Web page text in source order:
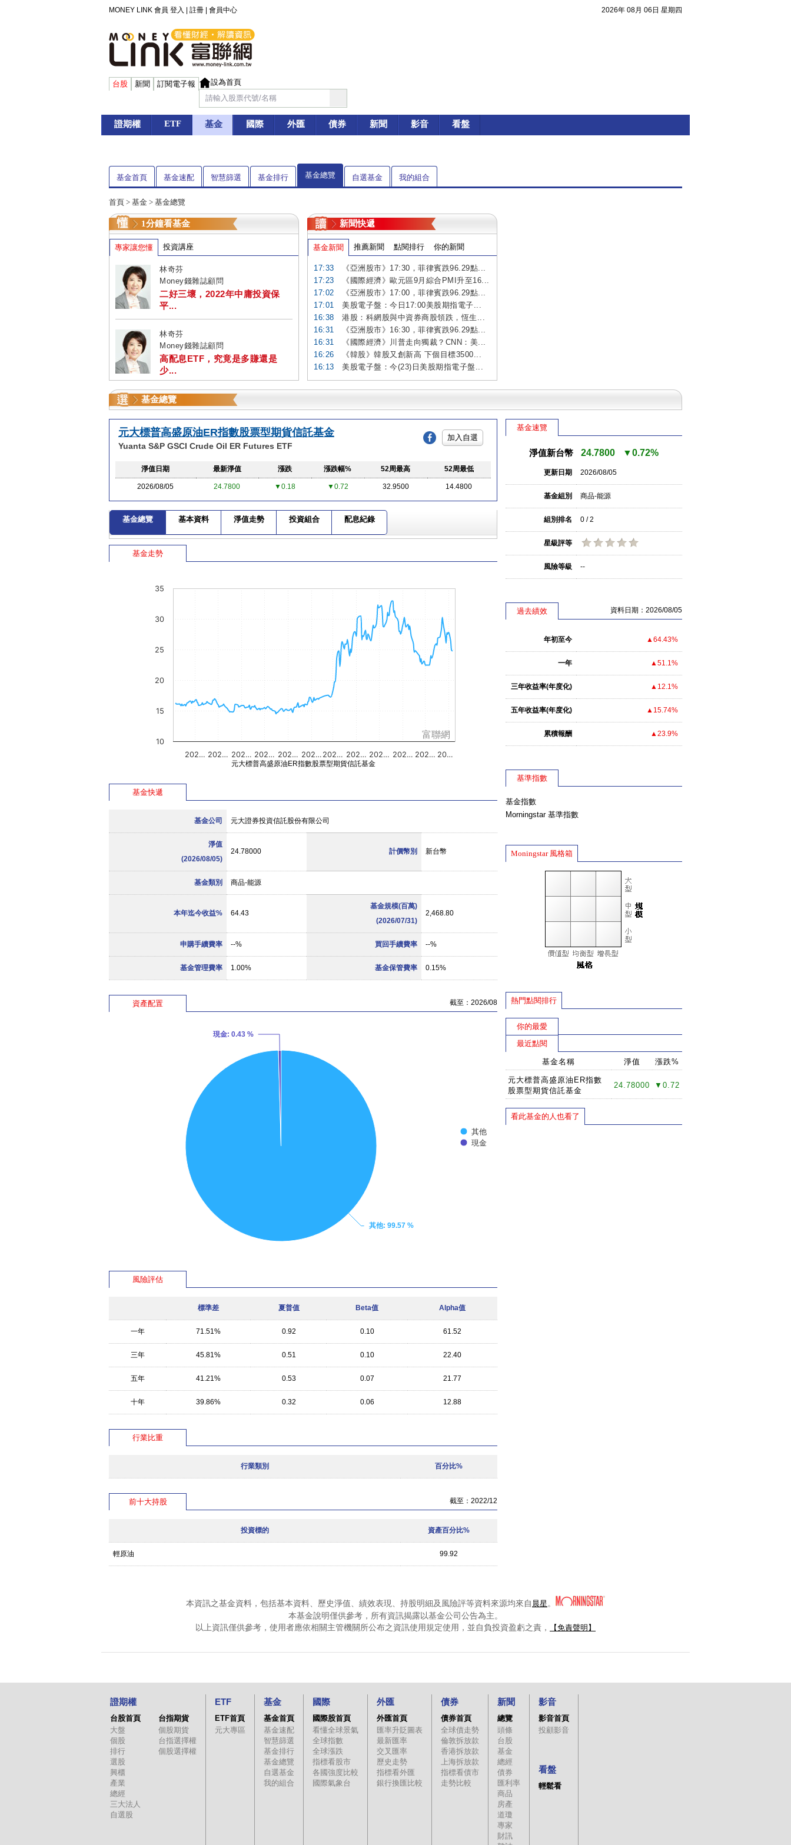
MONEY LINK 會員 登入 註冊 會員中心 2026年 08月 06日 星期四
台股 新聞 訂閱電子報 設為首頁
證期權 ETF 基金 國際 外匯 債券 新聞 影音 看盤
基金首頁 基金速配 智慧篩選 基金排行 基金總覽 自選基金 我的組合
首頁 > 基金 > 基金總覽
1分鐘看基金
專家讓您懂 投資講座
林奇芬
Money錢雜誌顧問
二好三壞，2022年中庸投資保
平...
林奇芬
Money錢雜誌顧問
高配息ETF，究竟是多賺還是
少...
新聞快遞
基金新聞 推薦新聞 點閱排行 你的新聞
17:33
《亞洲股市》17:30，菲律賓跌96.29點...
17:23
《國際經濟》歐元區9月綜合PMI升至16...
17:02
《亞洲股市》17:00，菲律賓跌96.29點...
17:01
美股電子盤：今日17:00美股期指電子...
16:38
港股：科網股與中資券商股領跌，恆生...
16:31
《亞洲股市》16:30，菲律賓跌96.29點...
16:31
《國際經濟》川普走向獨裁？CNN：美...
16:26
《韓股》韓股又創新高 下個目標3500...
16:13
美股電子盤：今(23)日美股期指電子盤...
基金總覽
元大標普高盛原油ER指數股票型期貨信託基金
Yuanta S&P GSCI Crude Oil ER Futures ETF
加入自選
淨值日期 最新淨值 漲跌 漲跌幅% 52周最高 52周最低
2026/08/05 24.7800 ▼0.18 ▼0.72 32.9500 14.4800
基金總覽 基本資料 淨值走勢 投資組合 配息紀錄
基金走勢
202… 202… 202… 202… 202… 202… 202… 202… 202… 202… 202… 20…
10
15
20
25
30
35
富聯網
元大標普高盛原油ER指數股票型期貨信託基金
基金快遞
基金公司 元大證券投資信託股份有限公司
淨值
(2026/08/05)
24.78000 計價幣別 新台幣
基金類別 商品-能源
本年迄今收益% 64.43
基金規模(百萬)
(2026/07/31)
2,468.80
申購手續費率 --% 買回手續費率 --%
基金管理費率 1.00% 基金保管費率 0.15%
資產配置 截至：2026/08
其他: 99.57 %
現金: 0.43 %
其他
現金
風險評估
標準差 夏普值 Beta值 Alpha值
一年 71.51% 0.92 0.10 61.52
三年 45.81% 0.51 0.10 22.40
五年 41.21% 0.53 0.07 21.77
十年 39.86% 0.32 0.06 12.88
行業比重
行業類別 百分比%
前十大持股 截至：2022/12
投資標的 資產百分比%
輕原油 99.92
基金速覽
淨值新台幣 24.7800 ▼0.72%
更新日期 2026/08/05
基金組別 商品-能源
組別排名 0 / 2
星級評等
風險等級 --
過去績效 資料日期：2026/08/05
年初至今 ▲64.43%
一年 ▲51.1%
三年收益率(年度化) ▲12.1%
五年收益率(年度化) ▲15.74%
累積報酬 ▲23.9%
基準指數
基金指數
Morningstar 基準指數
Moningstar 風格箱
熱門點閱排行
你的最愛
最近點閱
基金名稱 淨值 漲跌%
元大標普高盛原油ER指數
股票型期貨信託基金
24.78000 ▼0.72
看此基金的人也看了
本資訊之基金資料，包括基本資料、歷史淨值、績效表現、持股明細及風險評等資料來源均來自 晨星 。
本基金說明僅供參考，所有資訊揭露以基金公司公告為主。
以上資訊僅供參考，使用者應依相關主管機關所公布之資訊使用規定使用，並自負投資盈虧之責，
【免責聲明】
證期權
台股首頁
大盤
個股
排行
選股
興櫃
產業
總經
三大法人
自選股
台指期貨
個股期貨
台指選擇權
個股選擇權
ETF
ETF首頁
元大專區
基金
基金首頁
基金速配
智慧篩選
基金排行
基金總覽
自選基金
我的組合
國際
國際股首頁
看懂全球景氣
全球指數
全球漲跌
指標看股市
各國強度比較
國際氣象台
外匯
外匯首頁
匯率升貶圖表
最新匯率
交叉匯率
歷史走勢
指標看外匯
銀行換匯比較
債券
債券首頁
全球債走勢
倫敦拆放款
香港拆放款
上海拆放款
指標看債市
走勢比較
新聞
總覽
頭條
台股
基金
總經
債券
匯利率
商品
房產
道瓊
專家
財訊
影音
影音首頁
投顧影音
看盤
輕鬆看